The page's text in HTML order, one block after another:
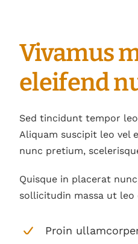
Vivamus
eleifend
Sed tincidunt tempor
Aliquam suscipit leo vel
nunc pretium,
Quisque in placerat
sollicitudin massa ut leo
Proin